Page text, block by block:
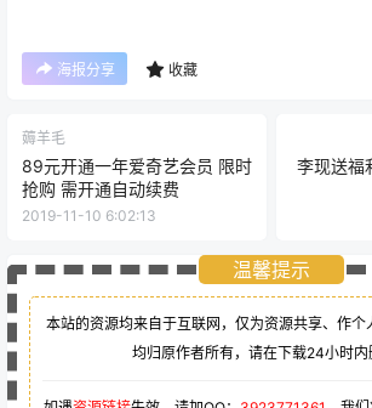
海报分享 收藏
薅羊毛
89元开通一年爱奇艺会员 限时
抢购 需开通自动续费
2019-11-10 6:02:13
李现送福
温馨提示
本站的资源均来自于互联网，仅为资源共享、作个
均归原作者所有，请在下载24小时内